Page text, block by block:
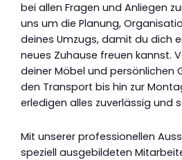
bei allen Fragen und Anliegen
uns um die Planung,
deines Umzugs, damit du dich
neues Zuhause freuen kannst.
deiner Möbel und persönlichen
den Transport bis hin zur
erledigen alles zuverlässig und
Mit unserer professionellen
speziell ausgebildeten